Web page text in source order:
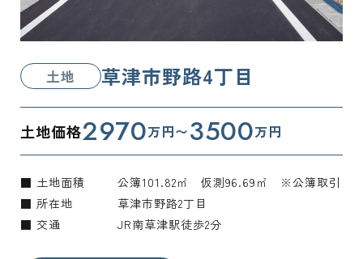
土地 草津市野路4丁目
土地価格2970万円〜3500万円
■ 土地面積
公簿101.82㎡ 仮測96.69㎡ ※公簿取引
■ 所在地
草津市野路2丁目
■ 交通
JR南草津駅徒歩2分